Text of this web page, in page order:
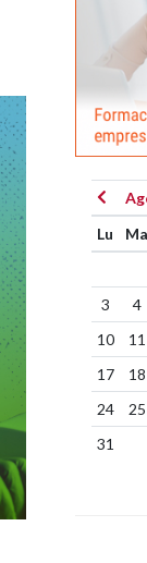
Lu
Ma
3
4
10
11
17
18
24
25
31